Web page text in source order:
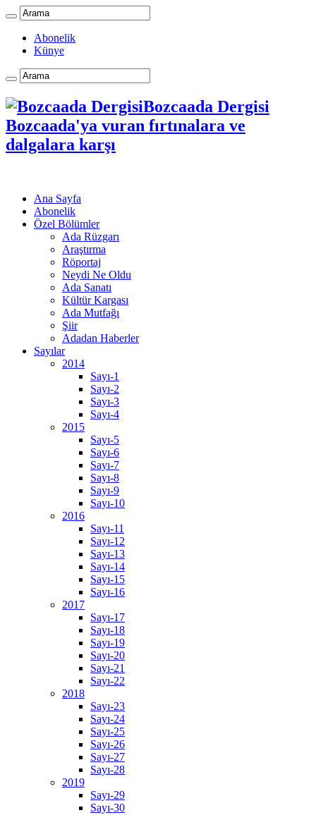
Abonelik
Künye
Bozcaada Dergisi
Bozcaada'ya vuran fırtınalara ve
dalgalara karşı
Ana Sayfa
Abonelik
Özel Bölümler
Ada Rüzgarı
Araştırma
Röportaj
Neydi Ne Oldu
Ada Sanatı
Kültür Kargası
Ada Mutfağı
Şiir
Adadan Haberler
Sayılar
2014
Sayı-1
Sayı-2
Sayı-3
Sayı-4
2015
Sayı-5
Sayı-6
Sayı-7
Sayı-8
Sayı-9
Sayı-10
2016
Sayı-11
Sayı-12
Sayı-13
Sayı-14
Sayı-15
Sayı-16
2017
Sayı-17
Sayı-18
Sayı-19
Sayı-20
Sayı-21
Sayı-22
2018
Sayı-23
Sayı-24
Sayı-25
Sayı-26
Sayı-27
Sayı-28
2019
Sayı-29
Sayı-30